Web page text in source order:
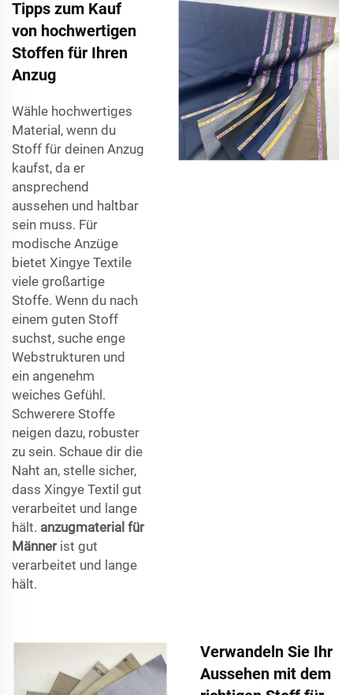
Tipps zum Kauf
von hochwertigen
Stoffen für Ihren
Anzug
Wähle hochwertiges
Material, wenn du
Stoff für deinen Anzug
kaufst, da er
ansprechend
aussehen und haltbar
sein muss. Für
modische Anzüge
bietet Xingye Textile
viele großartige
Stoffe. Wenn du nach
einem guten Stoff
suchst, suche enge
Webstrukturen und
ein angenehm
weiches Gefühl.
Schwerere Stoffe
neigen dazu, robuster
zu sein. Schaue dir die
Naht an, stelle sicher,
dass Xingye Textil gut
verarbeitet und lange
hält. anzugmaterial für
Männer ist gut
verarbeitet und lange
hält.
Verwandeln Sie Ihr
Aussehen mit dem